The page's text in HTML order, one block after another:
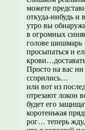
можете
откуда-нибудь и
утро вы
в огромных
голове шишмарь
просыпаться и
Просто на вас ни
ссорились…
или вот из
отрезают локон
будет его
коротенькая
рог… теперь